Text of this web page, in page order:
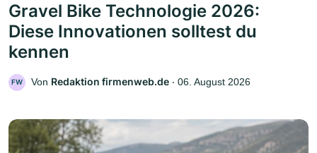
Gravel Bike Technologie 2026:
Diese Innovationen solltest du
kennen
FW Von Redaktion firmenweb.de ‧ 06. August 2026